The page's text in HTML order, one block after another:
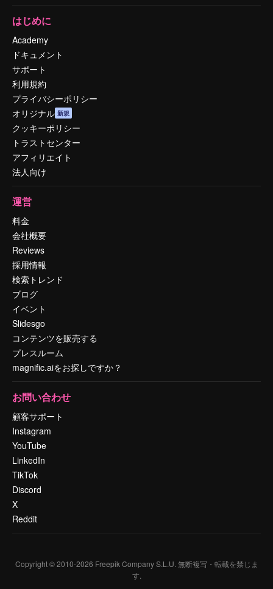
はじめに
Academy
ドキュメント
サポート
利用規約
プライバシーポリシー
オリジナル 新規
クッキーポリシー
トラストセンター
アフィリエイト
法人向け
運営
料金
会社概要
Reviews
採用情報
検索トレンド
ブログ
イベント
Slidesgo
コンテンツを販売する
プレスルーム
magnific.aiをお探しですか？
お問い合わせ
顧客サポート
Instagram
YouTube
LinkedIn
TikTok
Discord
X
Reddit
Copyright © 2010-2026 Freepik Company S.L.U. 無断複写・転載を禁じま
す.